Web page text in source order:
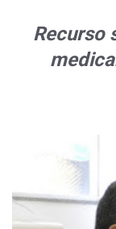
Recurso